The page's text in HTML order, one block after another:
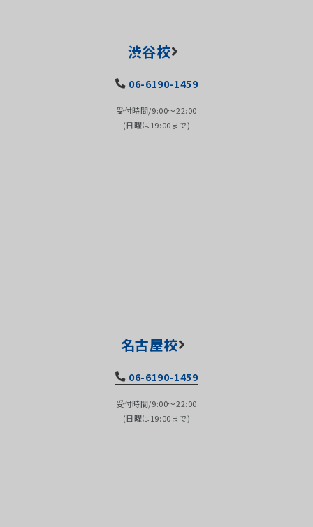
渋谷校
06-6190-1459
受付時間/9:00～22:00
(日曜は19:00まで)
名古屋校
06-6190-1459
受付時間/9:00～22:00
(日曜は19:00まで)